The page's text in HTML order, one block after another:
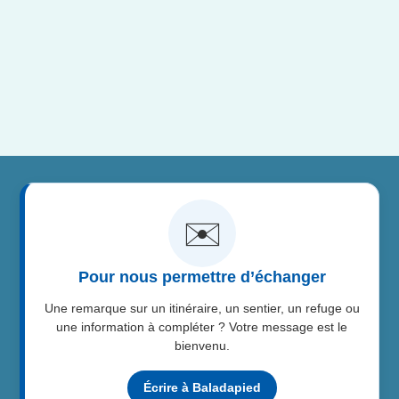
✉️
Pour nous permettre d’échanger
Une remarque sur un itinéraire, un sentier, un refuge ou
une information à compléter ? Votre message est le
bienvenu.
Écrire à Baladapied